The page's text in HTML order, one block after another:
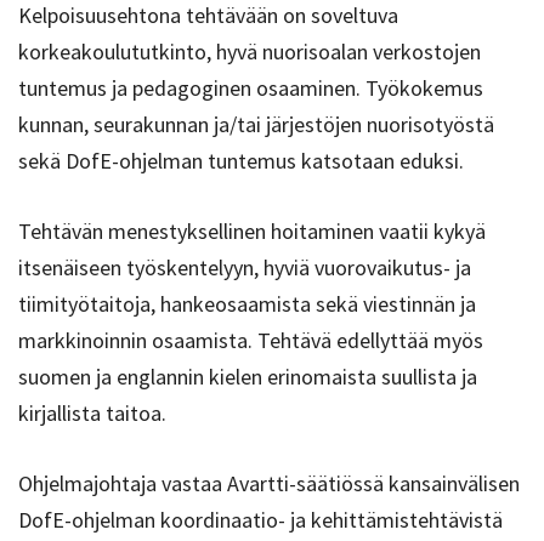
Kelpoisuusehtona tehtävään on soveltuva
korkeakoulututkinto, hyvä nuorisoalan verkostojen
tuntemus ja pedagoginen osaaminen. Työkokemus
kunnan, seurakunnan ja/tai järjestöjen nuorisotyöstä
sekä DofE-ohjelman tuntemus katsotaan eduksi.
Tehtävän menestyksellinen hoitaminen vaatii kykyä
itsenäiseen työskentelyyn, hyviä vuorovaikutus- ja
tiimityötaitoja, hankeosaamista sekä viestinnän ja
markkinoinnin osaamista. Tehtävä edellyttää myös
suomen ja englannin kielen erinomaista suullista ja
kirjallista taitoa.
Ohjelmajohtaja vastaa Avartti-säätiössä kansainvälisen
DofE-ohjelman koordinaatio- ja kehittämistehtävistä